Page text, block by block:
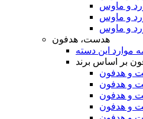
هدست، هدفون
موارد این دسته
بر اساس برند